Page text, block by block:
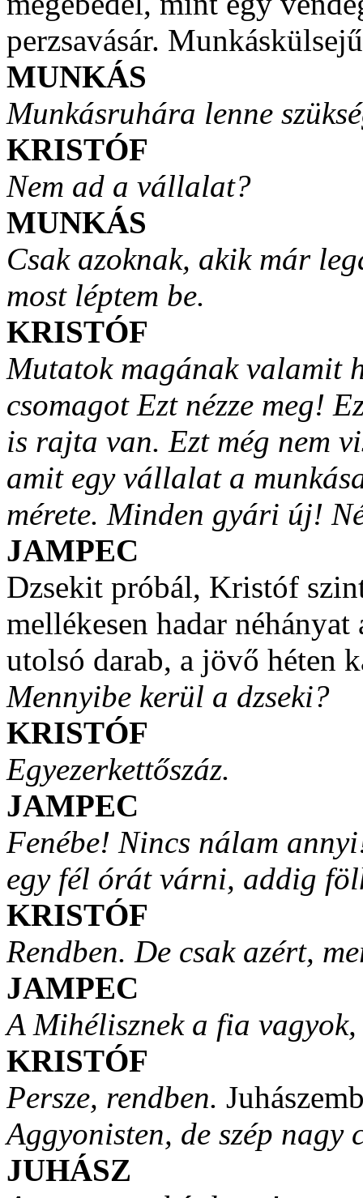
perzsavásár.
MUNKÁS
Munkásruhára lenne
KRISTÓF
Nem ad a vállalat?
MUNKÁS
Csak azoknak, akik már
most léptem be.
KRISTÓF
Mutatok magának valamit
csomagot Ezt nézze meg!
is rajta van. Ezt még nem
amit egy vállalat a
mérete. Minden gyári új!
JAMPEC
Dzsekit próbál, Kristóf
mellékesen hadar
utolsó darab, a jövő héten
Mennyibe kerül a dzseki?
KRISTÓF
Egyezerkettőszáz.
JAMPEC
Fenébe! Nincs nálam
egy fél órát várni, addig
KRISTÓF
Rendben. De csak azért,
JAMPEC
A Mihélisznek a fia
KRISTÓF
Persze, rendben.
Aggyonisten, de szép
JUHÁSZ